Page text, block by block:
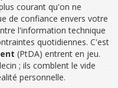
courant qu'on ne
de confiance envers votre
l'information technique
quotidiennes. C'est
(PtDA) entrent en jeu.
; ils comblent le vide
personnelle.